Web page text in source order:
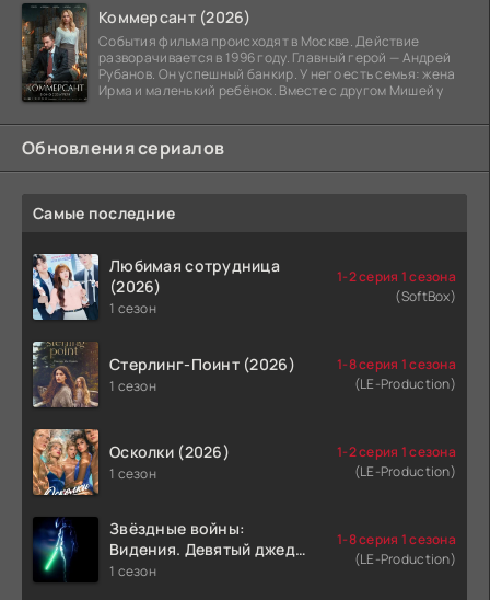
Коммерсант (2026)
События фильма происходят в Москве. Действие
разворачивается в 1996 году. Главный герой — Андрей
Рубанов. Он успешный банкир. У него есть семья: жена
Ирма и маленький ребёнок. Вместе с другом Мишей у
Обновления сериалов
Самые последние
Любимая сотрудница
(2026)
1 сезон
1-2 серия 1 сезона
(SoftBox)
Стерлинг-Поинт (2026)
1 сезон
1-8 серия 1 сезона
(LE-Production)
Осколки (2026)
1 сезон
1-2 серия 1 сезона
(LE-Production)
Звёздные войны:
Видения. Девятый джедай
(2026)
1 сезон
1-8 серия 1 сезона
(LE-Production)